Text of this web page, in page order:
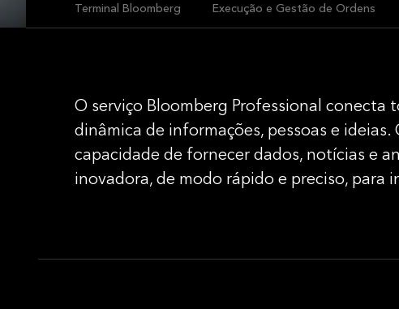
Terminal Bloomberg Execução e Gestão de Ordens
O serviço Bloomberg Professional conecta
dinâmica de informações, pessoas e ideias.
capacidade de fornecer dados, notícias e
inovadora, de modo rápido e preciso, para